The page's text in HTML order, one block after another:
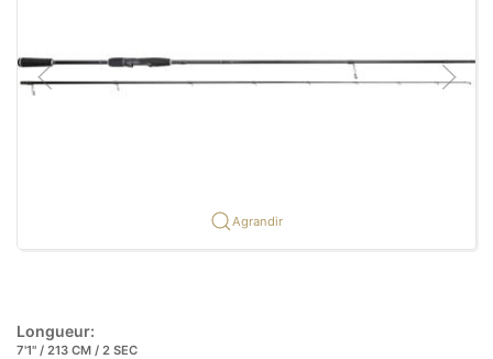
Agrandir
Longueur:
7'1" / 213 CM / 2 SEC